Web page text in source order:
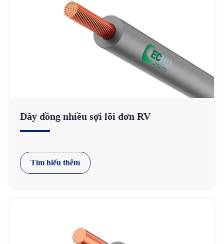
Dây đồng nhiều sợi lõi đơn RV
Tìm hiểu thêm